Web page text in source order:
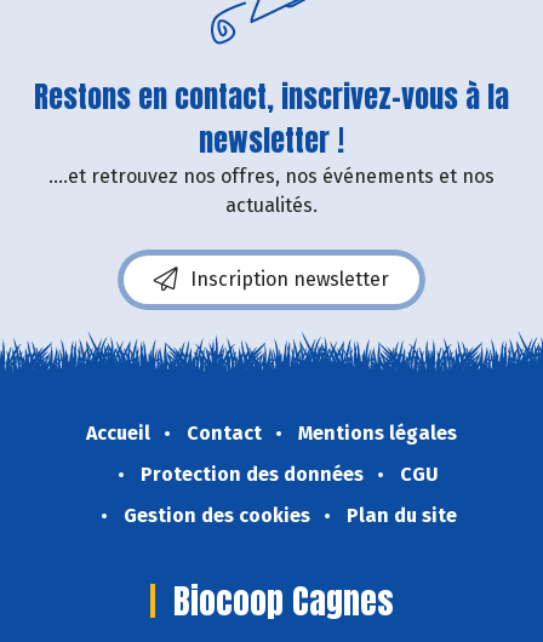
Restons en contact, inscrivez-vous à la
newsletter !
....et retrouvez nos offres, nos événements et nos
actualités.
Inscription newsletter
Accueil Contact
Mentions légales
Protection des données
CGU
Gestion des cookies
Plan du site
Biocoop Cagnes